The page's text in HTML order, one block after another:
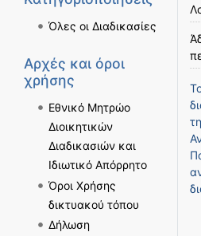
Όλες οι Διαδικασίες
Αρχές και όροι
χρήσης
Εθνικό Μητρώο
Διοικητικών
Διαδικασιών και
Ιδιωτικό Απόρρητο
Όροι Χρήσης
δικτυακού τόπου
Δήλωση